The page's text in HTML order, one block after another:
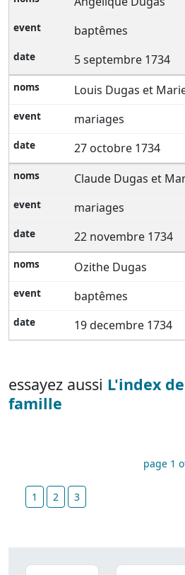
baptêmes
5 septembre 1734
Louis Dugas et
mariages
27 octobre 1734
Claude Dugas et
mariages
22 novembre 1734
Ozithe Dugas
baptêmes
19 decembre 1734
essayez aussi L'index
famille
page 1
1 2 3